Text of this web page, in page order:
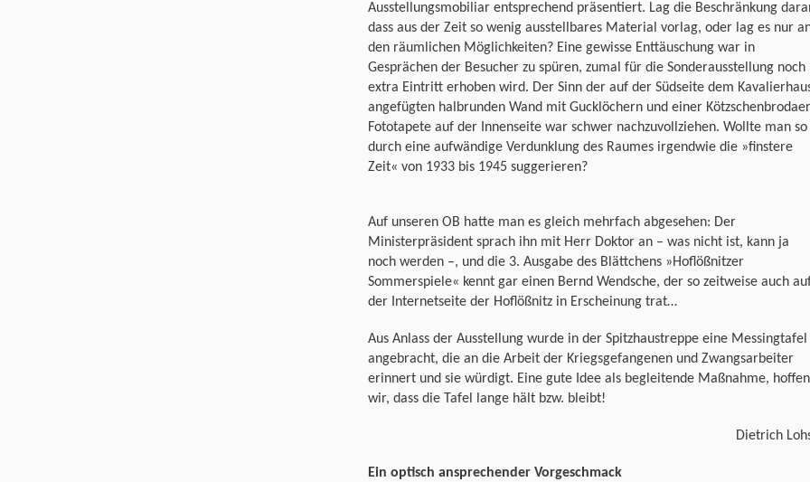
Ausstellungsmobiliar entsprechend präsentiert. Lag die Beschränkung
dass aus der Zeit so wenig ausstellbares Material vorlag, oder lag es nur
den räumlichen Möglichkeiten? Eine gewisse Enttäuschung war in
Gesprächen der Besucher zu spüren, zumal für die Sonderausstellung noch
extra Eintritt erhoben wird. Der Sinn der auf der Südseite dem
angefügten halbrunden Wand mit Gucklöchern und einer Kötzschenbrodaer
Fototapete auf der Innenseite war schwer nachzuvollziehen. Wollte man so
durch eine aufwändige Verdunklung des Raumes irgendwie die »finstere
Zeit« von 1933 bis 1945 suggerieren?
Auf unseren OB hatte man es gleich mehrfach abgesehen: Der
Ministerpräsident sprach ihn mit Herr Doktor an – was nicht ist, kann ja
noch werden –, und die 3. Ausgabe des Blättchens »Hoflößnitzer
Sommerspiele« kennt gar einen Bernd Wendsche, der so zeitweise auch
der Internetseite der Hoflößnitz in Erscheinung trat…
Aus Anlass der Ausstellung wurde in der Spitzhaustreppe eine Messingtafel
angebracht, die an die Arbeit der Kriegsgefangenen und Zwangsarbeiter
erinnert und sie würdigt. Eine gute Idee als begleitende Maßnahme, hoffen
wir, dass die Tafel lange hält bzw. bleibt!
Dietrich
Ein optisch ansprechender Vorgeschmack